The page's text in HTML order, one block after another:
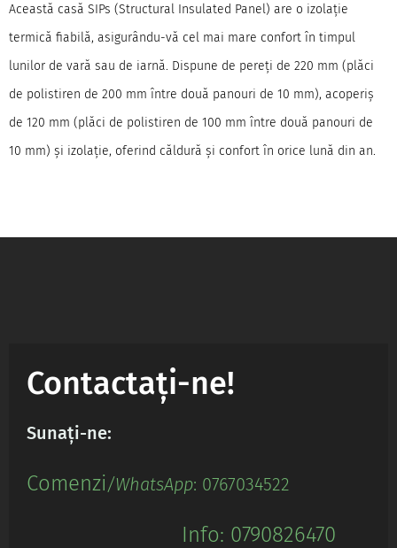
Această casă SIPs (Structural Insulated Panel) are o izolație
termică fiabilă, asigurându-vă cel mai mare confort în timpul
lunilor de vară sau de iarnă. Dispune de pereți de 220 mm (plăci
de polistiren de 200 mm între două panouri de 10 mm), acoperiș
de 120 mm (plăci de polistiren de 100 mm între două panouri de
10 mm) și izolație, oferind căldură și confort în orice lună din an.
Contactați-ne!
Sunați-ne:
Comenzi/WhatsApp: 0767034522
Info: 0790826470